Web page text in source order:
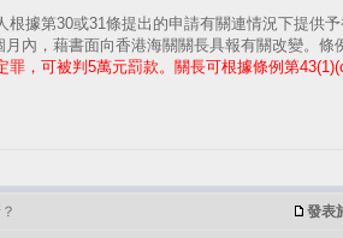
據第30或31條提出的申請有關連情況下提供
內，藉書面向香港海關關長具報有關改變。條
，可被判5萬元罰款。關長可根據條例第
發表